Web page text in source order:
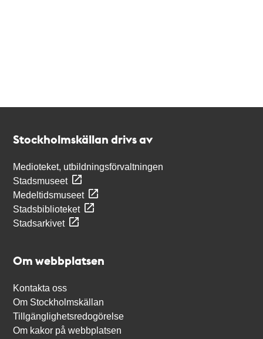
Stockholmskällan drivs av
Medioteket, utbildningsförvaltningen
Stadsmuseet
Medeltidsmuseet
Stadsbiblioteket
Stadsarkivet
Om webbplatsen
Kontakta oss
Om Stockholmskällan
Tillgänglighetsredogörelse
Om kakor på webbplatsen